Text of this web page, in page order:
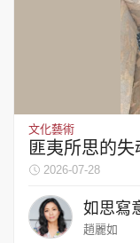
文化藝術
匪夷所思的
2026-07-28
如思寫
趙麗如